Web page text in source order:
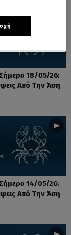
18/05/26:
Από Την Άση
14/05/26:
Από Την Άση